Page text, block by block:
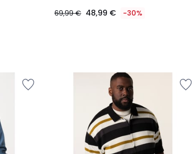
69,99 € 48,99 € -30%